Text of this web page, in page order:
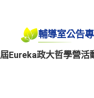
輔導室公告
Eureka政大哲學營活